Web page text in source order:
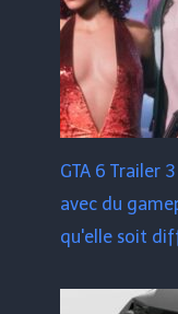
GTA 6 Trailer
avec du
qu'elle soit